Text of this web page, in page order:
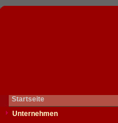
Startseite
Unternehmen